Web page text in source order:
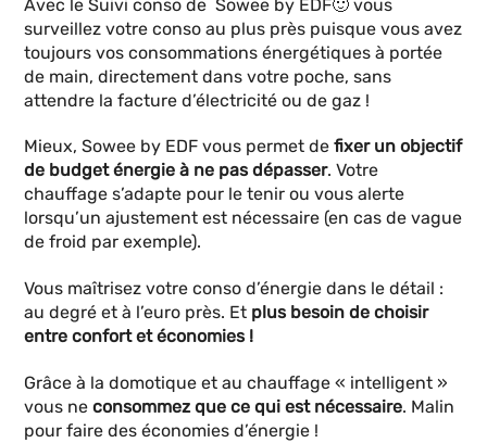
Avec le Suivi conso de Sowee by EDF🙂 vous
surveillez votre conso au plus près puisque vous avez
toujours vos consommations énergétiques à portée
de main, directement dans votre poche, sans
attendre la facture d’électricité ou de gaz !
Mieux, Sowee by EDF vous permet defixer un objectif
de budget énergie à ne pas dépasser. Votre
chauffage s’adapte pour le tenir ou vous alerte
lorsqu’un ajustement est nécessaire (en cas de vague
de froid par exemple).
Vous maîtrisez votre conso d’énergie dans le détail :
au degré et à l’euro près. Et plus besoin de choisir
entre confort et économies !
Grâce à la domotique et au chauffage « intelligent »
vous neconsommez que ce qui est nécessaire. Malin
pour faire des économies d’énergie !